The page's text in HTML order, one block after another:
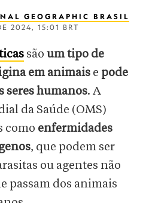
GEOGRAPHIC BRASIL
2024, 15:01 BRT
são um tipo de
em animais e pode
seres humanos. A
da Saúde (OMS)
como enfermidades
, que podem ser
ou agentes não
passam dos animais